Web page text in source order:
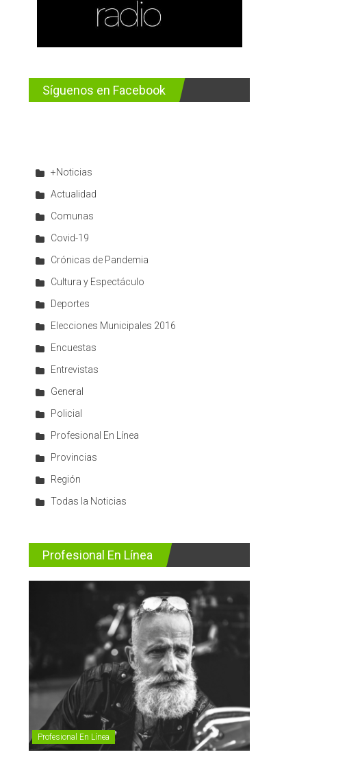
Síguenos en Facebook
+Noticias
Actualidad
Comunas
Covid-19
Crónicas de Pandemia
Cultura y Espectáculo
Deportes
Elecciones Municipales 2016
Encuestas
Entrevistas
General
Policial
Profesional En Línea
Provincias
Región
Todas la Noticias
Profesional En Línea
Profesional En Línea